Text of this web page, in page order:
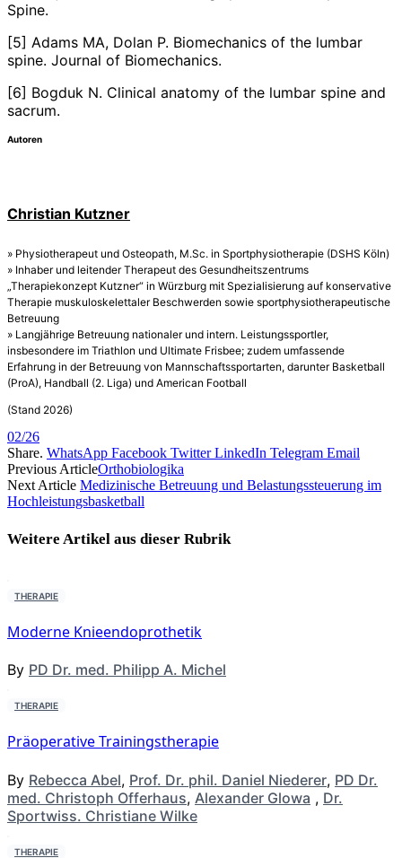
Spine.
[5] Adams MA, Dolan P. Biomechanics of the lumbar
spine. Journal of Biomechanics.
[6] Bogduk N. Clinical anatomy of the lumbar spine and
sacrum.
Autoren
Christian Kutzner
» Physiotherapeut und Osteopath, M.Sc. in Sportphysiotherapie (DSHS Köln)
» Inhaber und leitender Therapeut des Gesundheitszentrums
„Therapiekonzept Kutzner“ in Würzburg mit Spezialisierung auf konservative
Therapie muskuloskelettaler Beschwerden sowie sportphysiotherapeutische
Betreuung
» Langjährige Betreuung nationaler und intern. Leistungssportler,
insbesondere im Triathlon und Ultimate Frisbee; zudem umfassende
Erfahrung in der Betreuung von Mannschaftssportarten, darunter Basketball
(ProA), Handball (2. Liga) und American Football
(Stand 2026)
02/26
Share. WhatsApp Facebook Twitter LinkedIn Telegram Email
Previous ArticleOrthobiologika
Next Article Medizinische Betreuung und Belastungssteuerung im
Hochleistungsbasketball
Weitere Artikel aus dieser Rubrik
THERAPIE
Moderne Knieendoprothetik
By PD Dr. med. Philipp A. Michel
THERAPIE
Präoperative Trainingstherapie
By Rebecca Abel, Prof. Dr. phil. Daniel Niederer, PD Dr.
med. Christoph Offerhaus, Alexander Glowa , Dr.
Sportwiss. Christiane Wilke
THERAPIE